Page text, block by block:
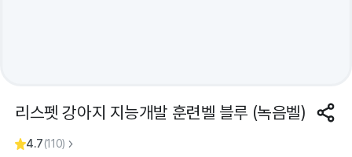
리스펫 강아지 지능개발 훈련벨 블루 (녹음벨)
4.7(110)